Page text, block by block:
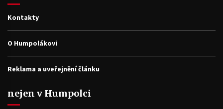
Kontakty
O Humpolákovi
Reklama a uveřejnění článku
nejen v Humpolci